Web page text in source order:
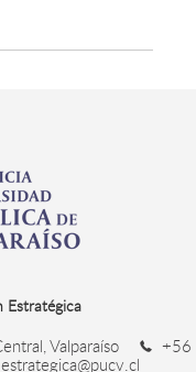
Estratégica
Valparaíso
+56